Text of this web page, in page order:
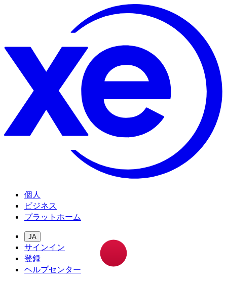
個人
ビジネス
プラットホーム
JA
サインイン
登録
ヘルプセンター